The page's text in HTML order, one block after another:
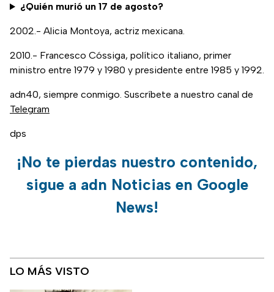
¿Quién murió un 17 de agosto?
2002.- Alicia Montoya, actriz mexicana.
2010.- Francesco Cóssiga, político italiano, primer
ministro entre 1979 y 1980 y presidente entre 1985 y 1992.
adn40, siempre conmigo. Suscríbete a nuestro canal de
Telegram
dps
¡No te pierdas nuestro contenido,
sigue a adn Noticias en Google
News!
LO MÁS VISTO